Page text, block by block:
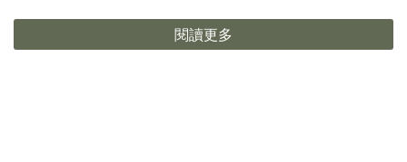
閱讀更多